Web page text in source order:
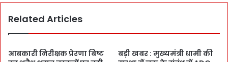
Related Articles
आबकारी निरीक्षक प्रेरणा बिष्ट
बड़ी खबर : मुख्यमंत्री धामी की